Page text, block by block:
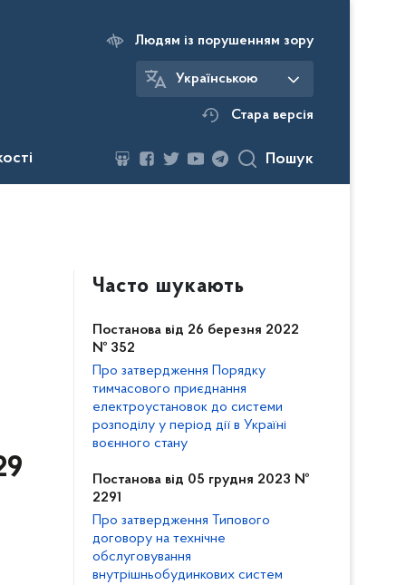
Людям із порушенням зору
Українською
Стара версія
Пошук
Часто шукають
Постанова від 26 березня 2022
№ 352
Про затвердження Порядку
тимчасового приєднання
електроустановок до системи
розподілу у період дії в Україні
воєнного стану
Постанова від 05 грудня 2023 №
2291
Про затвердження Типового
договору на технічне
обслуговування
внутрішньобудинкових систем